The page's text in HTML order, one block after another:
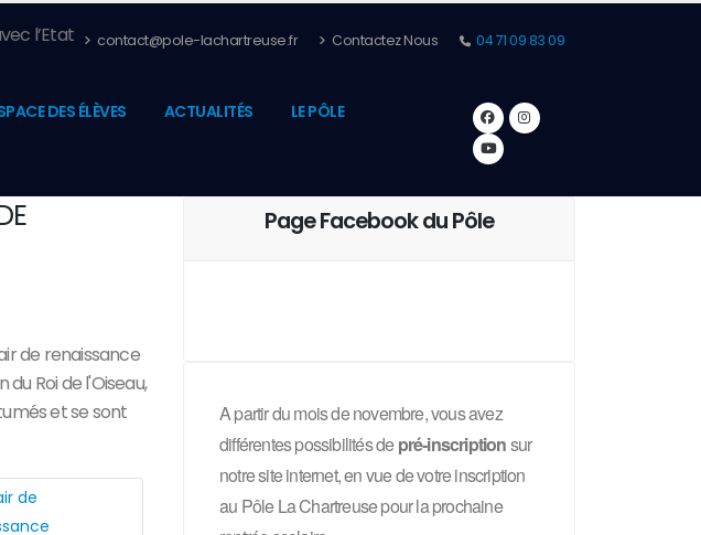
l’Etat contact@pole-lachartreuse.fr Contactez Nous 04 71 09 83 09
DES ÉLÈVES ACTUALITÉS LE PÔLE
de renaissance
du Roi de l'Oiseau,
et se sont
Page Facebook du Pôle
A partir du mois de novembre, vous avez
différentes possibilités depré-inscriptionsur
notre site internet, en vue de votre inscription
au Pôle La Chartreuse pour la prochaine